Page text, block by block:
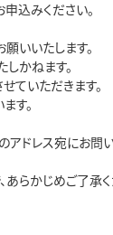
込みください。
いいたします。
かねます。
ていただきます。
す。
ドレス宛にお問い
らかじめご了承く